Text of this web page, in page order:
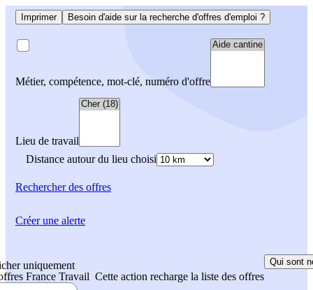
Imprimer Besoin d'aide sur la recherche d'offres d'emploi ?
Métier, compétence, mot-clé, numéro d'offre
Lieu de travail
Distance autour du lieu choisi
Rechercherdes offres
uniquement
France Travail Cette action recharge la liste des offres
Qui sont
Créer une alerte